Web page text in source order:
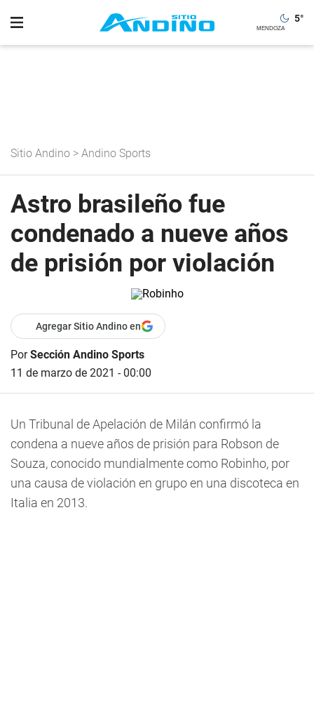
5°
Sitio Andino > Andino Sports
Astro brasileño fue
condenado a nueve años
de prisión por violación
Agregar Sitio Andino en
PorSección Andino Sports
11 de marzo de 2021 - 00:00
Un Tribunal de Apelación de Milán confirmó la
condena a nueve años de prisión para Robson de
Souza, conocido mundialmente como Robinho, por
una causa de violación en grupo en una discoteca en
Italia en 2013.